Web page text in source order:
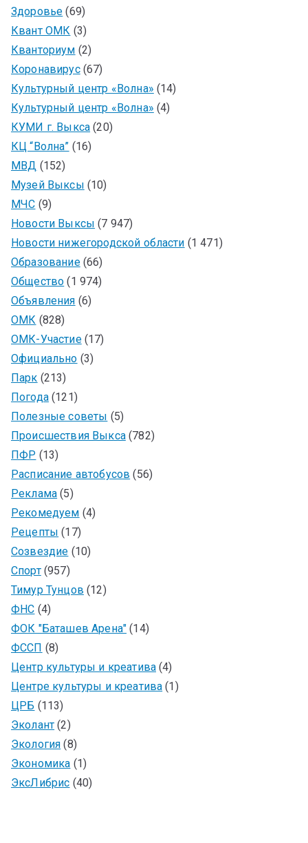
Здоровье (69)
Квант ОМК (3)
Кванториум (2)
Коронавирус(67)
Культурный центр «Волна» (14)
Культурный центр «Волна» (4)
КУМИ г. Выкса (20)
КЦ “Волна” (16)
МВД (152)
Музей Выксы (10)
МЧС (9)
Новости Выксы (7 947)
Новости нижегородской области (1 471)
Образование(66)
Общество (1 974)
Объявления (6)
ОМК (828)
ОМК-Участие(17)
Официально (3)
Парк (213)
Погода(121)
Полезные советы (5)
Происшествия Выкса(782)
ПФР (13)
Расписание автобусов (56)
Реклама (5)
Рекомедуем (4)
Рецепты (17)
Созвездие (10)
Спорт(957)
Тимур Тунцов (12)
ФНС (4)
ФОК "Баташев Арена" (14)
ФССП (8)
Центр культуры и креатива (4)
Центре культуры и креатива (1)
ЦРБ (113)
Эколант (2)
Экология (8)
Экономика (1)
ЭксЛибрис (40)